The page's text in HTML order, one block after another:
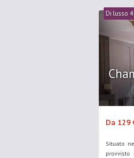
Di lusso
Da 129
Situato